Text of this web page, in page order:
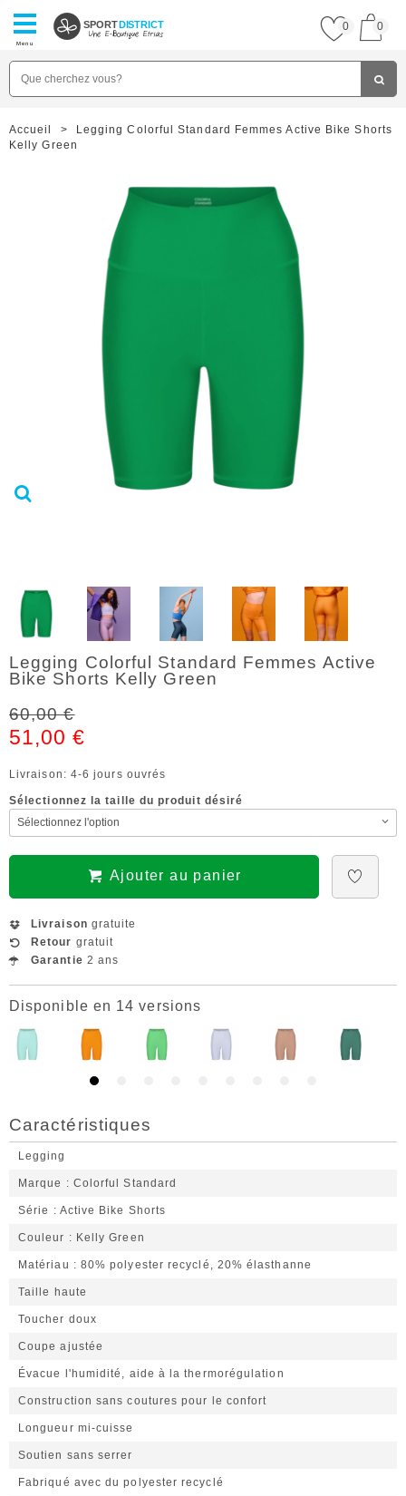
Menu
SPORTDISTRICT 0 0
Accueil >
Legging Colorful Standard Femmes Active Bike Shorts
Kelly Green
Legging Colorful Standard Femmes Active
Bike Shorts Kelly Green
60,00 €
51,00 €
Livraison: 4-6 jours ouvrés
Sélectionnez la taille du produit désiré
Ajouter au panier
Livraison gratuite
Retour gratuit
Garantie 2 ans
Disponible en 14 versions
Caractéristiques
Legging
Marque Colorful Standard
Série Active Bike Shorts
Couleur Kelly Green
Matériau 80% polyester recyclé, 20% élasthanne
Taille haute
Toucher doux
Coupe ajustée
Évacue l'humidité, aide à la thermorégulation
Construction sans coutures pour le confort
Longueur mi-cuisse
Soutien sans serrer
Fabriqué avec du polyester recyclé